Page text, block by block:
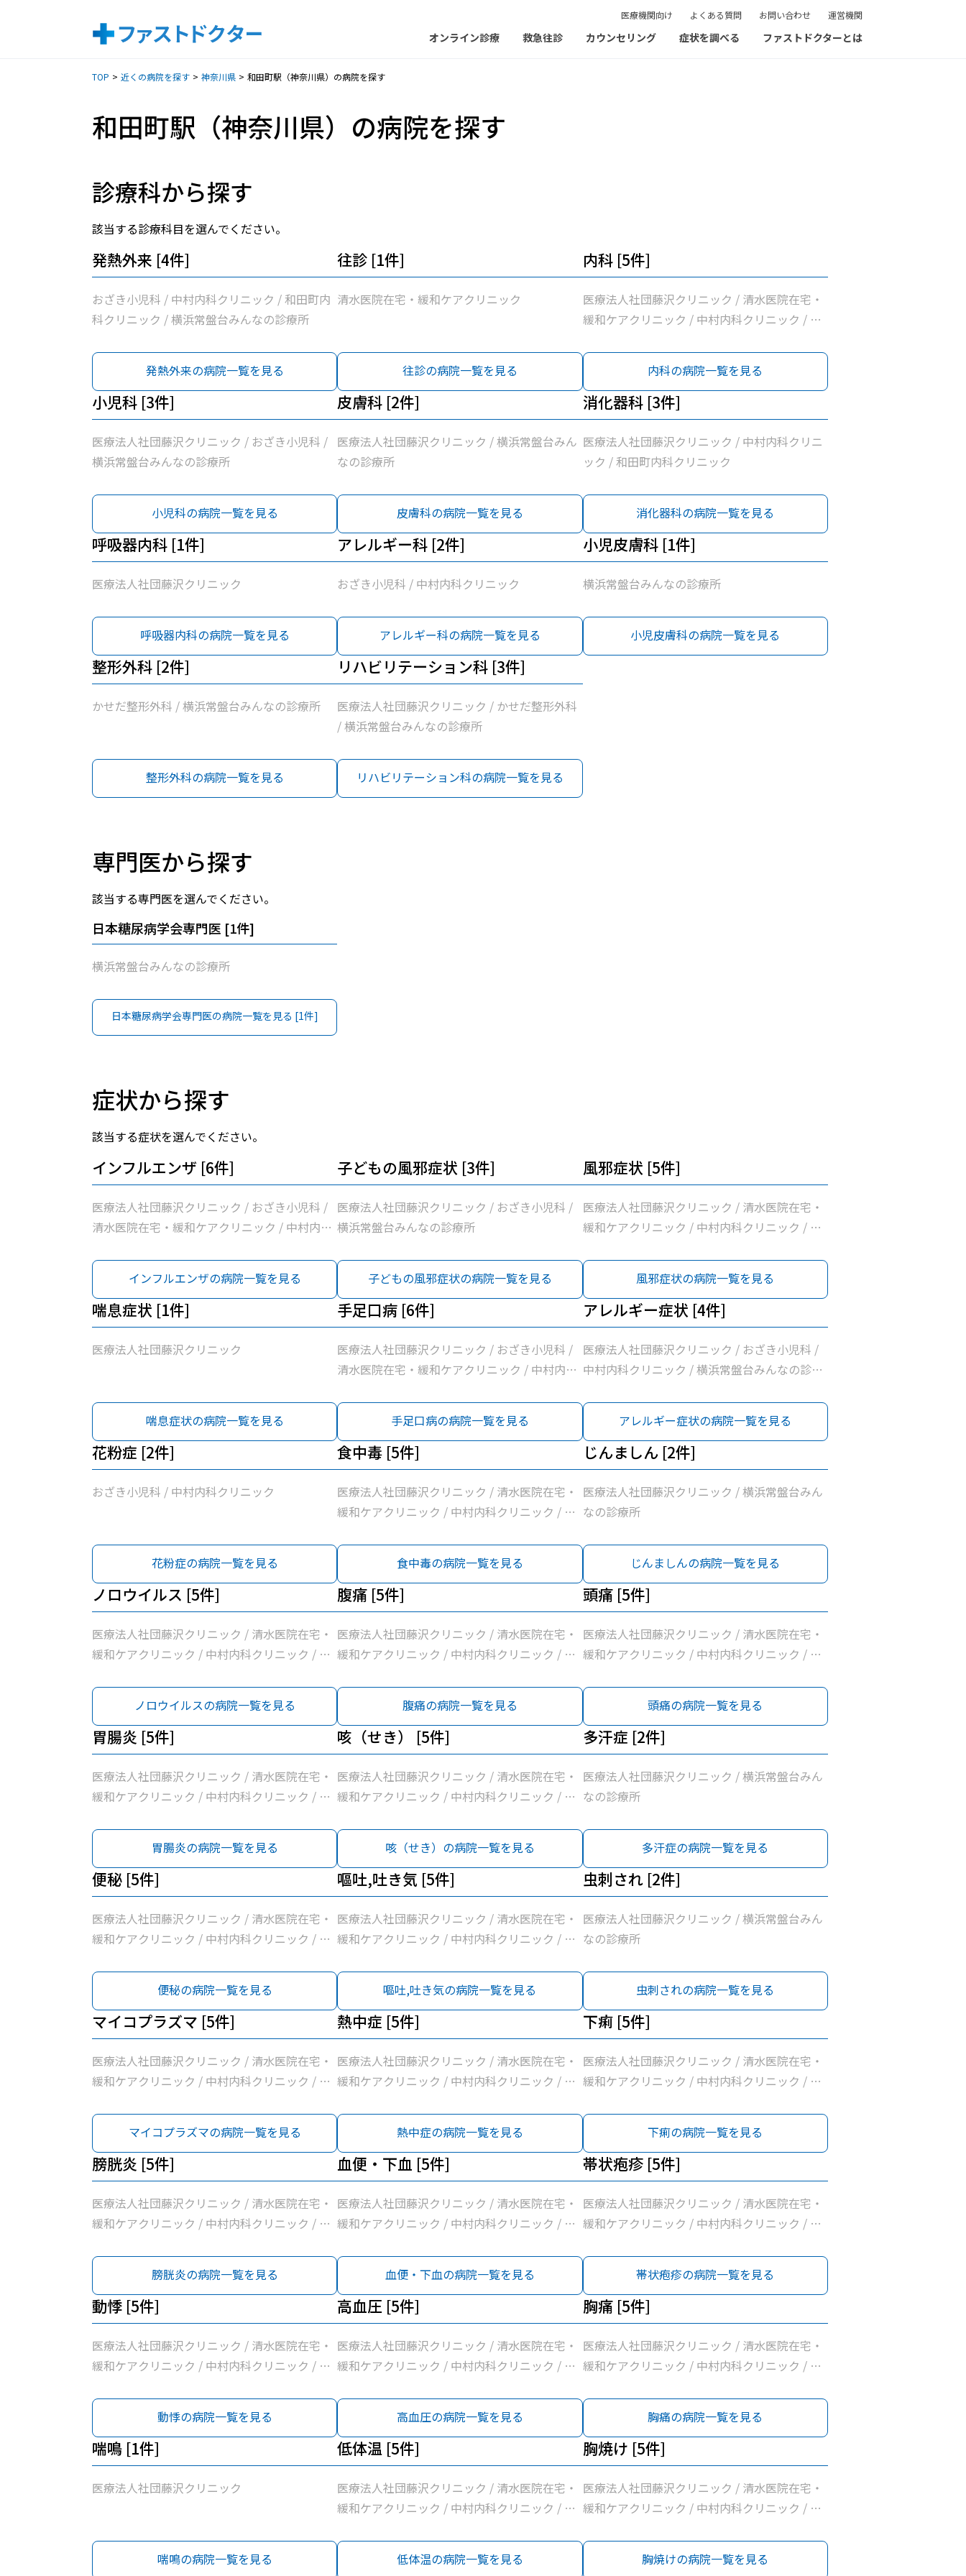
医療機関向け よくある質問 お問い合わせ 運営機関
オンライン診療 救急往診 カウンセリング 症状を調べる ファストドクターとは
TOP 近くの病院を探す 神奈川県 和田町駅（神奈川県）の病院を探す
和田町駅（神奈川県）の病院を探す
診療科から探す
該当する診療科目を選んでください。
発熱外来 [4件]
おざき小児科 / 中村内科クリニック / 和田町内
科クリニック / 横浜常盤台みんなの診療所
発熱外来の病院一覧を見る
往診 [1件]
清水医院在宅・緩和ケアクリニック
往診の病院一覧を見る
内科 [5件]
医療法人社団藤沢クリニック / 清水医院在宅・
緩和ケアクリニック / 中村内科クリニック / 和
所
内科の病院一覧を見る
小児科 [3件]
医療法人社団藤沢クリニック / おざき小児科 /
横浜常盤台みんなの診療所
小児科の病院一覧を見る
皮膚科 [2件]
医療法人社団藤沢クリニック / 横浜常盤台みん
なの診療所
皮膚科の病院一覧を見る
消化器科 [3件]
医療法人社団藤沢クリニック / 中村内科クリニ
ック / 和田町内科クリニック
消化器科の病院一覧を見る
呼吸器内科 [1件]
医療法人社団藤沢クリニック
呼吸器内科の病院一覧を見る
アレルギー科 [2件]
おざき小児科 / 中村内科クリニック
アレルギー科の病院一覧を見る
小児皮膚科 [1件]
横浜常盤台みんなの診療所
小児皮膚科の病院一覧を見る
整形外科 [2件]
かせだ整形外科 / 横浜常盤台みんなの診療所
整形外科の病院一覧を見る
リハビリテーション科 [3件]
医療法人社団藤沢クリニック / かせだ整形外科
/ 横浜常盤台みんなの診療所
リハビリテーション科の病院一覧を見る
専門医から探す
該当する専門医を選んでください。
日本糖尿病学会専門医 [1件]
横浜常盤台みんなの診療所
日本糖尿病学会専門医の病院一覧を見る [1件]
症状から探す
該当する症状を選んでください。
インフルエンザ [6件]
医療法人社団藤沢クリニック / おざき小児科 /
清水医院在宅・緩和ケアクリニック / 中村内科
台みんなの診療所
インフルエンザの病院一覧を見る
子どもの風邪症状 [3件]
医療法人社団藤沢クリニック / おざき小児科 /
横浜常盤台みんなの診療所
子どもの風邪症状の病院一覧を見る
風邪症状 [5件]
医療法人社団藤沢クリニック / 清水医院在宅・
緩和ケアクリニック / 中村内科クリニック / 和
所
風邪症状の病院一覧を見る
喘息症状 [1件]
医療法人社団藤沢クリニック
喘息症状の病院一覧を見る
手足口病 [6件]
医療法人社団藤沢クリニック / おざき小児科 /
清水医院在宅・緩和ケアクリニック / 中村内科
台みんなの診療所
手足口病の病院一覧を見る
アレルギー症状 [4件]
医療法人社団藤沢クリニック / おざき小児科 /
中村内科クリニック / 横浜常盤台みんなの診療
アレルギー症状の病院一覧を見る
花粉症 [2件]
おざき小児科 / 中村内科クリニック
花粉症の病院一覧を見る
食中毒 [5件]
医療法人社団藤沢クリニック / 清水医院在宅・
緩和ケアクリニック / 中村内科クリニック / 和
所
食中毒の病院一覧を見る
じんましん [2件]
医療法人社団藤沢クリニック / 横浜常盤台みん
なの診療所
じんましんの病院一覧を見る
ノロウイルス [5件]
医療法人社団藤沢クリニック / 清水医院在宅・
緩和ケアクリニック / 中村内科クリニック / 和
所
ノロウイルスの病院一覧を見る
腹痛 [5件]
医療法人社団藤沢クリニック / 清水医院在宅・
緩和ケアクリニック / 中村内科クリニック / 和
所
腹痛の病院一覧を見る
頭痛 [5件]
医療法人社団藤沢クリニック / 清水医院在宅・
緩和ケアクリニック / 中村内科クリニック / 和
所
頭痛の病院一覧を見る
胃腸炎 [5件]
医療法人社団藤沢クリニック / 清水医院在宅・
緩和ケアクリニック / 中村内科クリニック / 和
所
胃腸炎の病院一覧を見る
咳（せき） [5件]
医療法人社団藤沢クリニック / 清水医院在宅・
緩和ケアクリニック / 中村内科クリニック / 和
所
咳（せき）の病院一覧を見る
多汗症 [2件]
医療法人社団藤沢クリニック / 横浜常盤台みん
なの診療所
多汗症の病院一覧を見る
便秘 [5件]
医療法人社団藤沢クリニック / 清水医院在宅・
緩和ケアクリニック / 中村内科クリニック / 和
所
便秘の病院一覧を見る
嘔吐,吐き気 [5件]
医療法人社団藤沢クリニック / 清水医院在宅・
緩和ケアクリニック / 中村内科クリニック / 和
所
嘔吐,吐き気の病院一覧を見る
虫刺され [2件]
医療法人社団藤沢クリニック / 横浜常盤台みん
なの診療所
虫刺されの病院一覧を見る
マイコプラズマ [5件]
医療法人社団藤沢クリニック / 清水医院在宅・
緩和ケアクリニック / 中村内科クリニック / 和
所
マイコプラズマの病院一覧を見る
熱中症 [5件]
医療法人社団藤沢クリニック / 清水医院在宅・
緩和ケアクリニック / 中村内科クリニック / 和
所
熱中症の病院一覧を見る
下痢 [5件]
医療法人社団藤沢クリニック / 清水医院在宅・
緩和ケアクリニック / 中村内科クリニック / 和
所
下痢の病院一覧を見る
膀胱炎 [5件]
医療法人社団藤沢クリニック / 清水医院在宅・
緩和ケアクリニック / 中村内科クリニック / 和
所
膀胱炎の病院一覧を見る
血便・下血 [5件]
医療法人社団藤沢クリニック / 清水医院在宅・
緩和ケアクリニック / 中村内科クリニック / 和
所
血便・下血の病院一覧を見る
帯状疱疹 [5件]
医療法人社団藤沢クリニック / 清水医院在宅・
緩和ケアクリニック / 中村内科クリニック / 和
所
帯状疱疹の病院一覧を見る
動悸 [5件]
医療法人社団藤沢クリニック / 清水医院在宅・
緩和ケアクリニック / 中村内科クリニック / 和
所
動悸の病院一覧を見る
高血圧 [5件]
医療法人社団藤沢クリニック / 清水医院在宅・
緩和ケアクリニック / 中村内科クリニック / 和
所
高血圧の病院一覧を見る
胸痛 [5件]
医療法人社団藤沢クリニック / 清水医院在宅・
緩和ケアクリニック / 中村内科クリニック / 和
所
胸痛の病院一覧を見る
喘鳴 [1件]
医療法人社団藤沢クリニック
喘鳴の病院一覧を見る
低体温 [5件]
医療法人社団藤沢クリニック / 清水医院在宅・
緩和ケアクリニック / 中村内科クリニック / 和
所
低体温の病院一覧を見る
胸焼け [5件]
医療法人社団藤沢クリニック / 清水医院在宅・
緩和ケアクリニック / 中村内科クリニック / 和
所
胸焼けの病院一覧を見る